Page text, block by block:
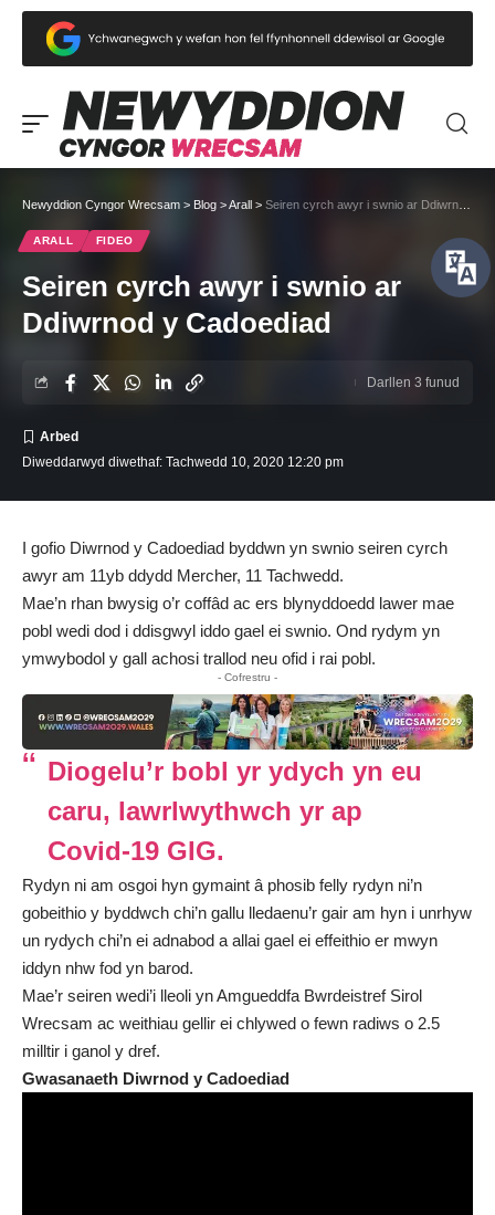
Newyddion Cyngor Wrecsam > Blog >Arall > Seiren cyrch awyr i swnio ar Ddiwrnod y Cadoediad
ARALL FIDEO
Seiren cyrch awyr i swnio ar
Ddiwrnod y Cadoediad
Diweddarwyd diwethaf: Tachwedd 10, 2020 12:20 pm
Darllen 3 funud
I gofio Diwrnod y Cadoediad byddwn yn swnio seiren cyrch
awyr am 11yb ddydd Mercher, 11 Tachwedd.
Mae’n rhan bwysig o’r coffâd ac ers blynyddoedd lawer mae
pobl wedi dod i ddisgwyl iddo gael ei swnio. Ond rydym yn
ymwybodol y gall achosi trallod neu ofid i rai pobl.
- Cofrestru -
Diogelu’r bobl yr ydych yn eu
caru, lawrlwythwch yr ap
Covid-19 GIG.
Rydyn ni am osgoi hyn gymaint â phosib felly rydyn ni’n
gobeithio y byddwch chi’n gallu lledaenu’r gair am hyn i unrhyw
un rydych chi’n ei adnabod a allai gael ei effeithio er mwyn
iddyn nhw fod yn barod.
Mae’r seiren wedi’i lleoli yn Amgueddfa Bwrdeistref Sirol
Wrecsam ac weithiau gellir ei chlywed o fewn radiws o 2.5
milltir i ganol y dref.
Gwasanaeth Diwrnod y Cadoediad